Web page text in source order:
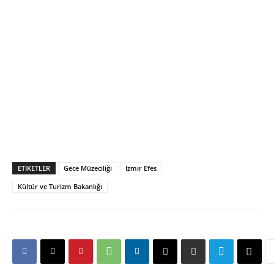
ETIKETLER Gece Müzeciliği
İzmir Efes
Kültür ve Turizm Bakanlığı